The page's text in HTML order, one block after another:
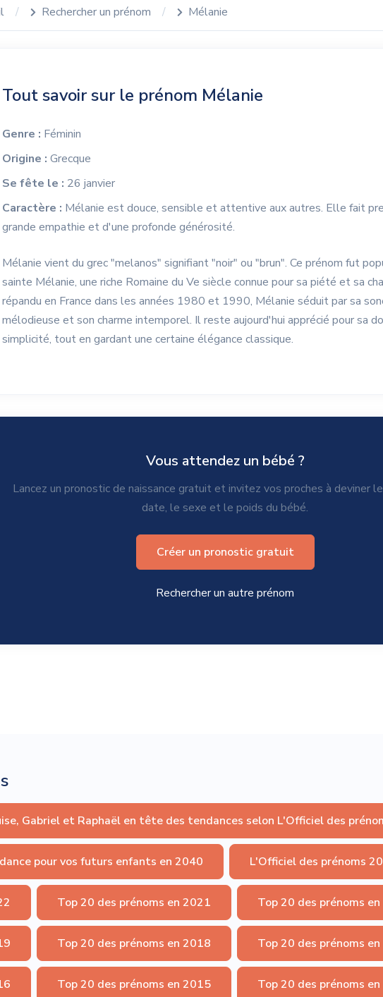
Rechercher un prénom Mélanie
Tout savoir sur le prénom Mélanie
Genre : Féminin
Origine : Grecque
Se fête le : 26 janvier
Caractère : Mélanie est douce, sensible et attentive aux autres. Elle fait
grande empathie et d'une profonde générosité.
Mélanie vient du grec "melanos" signifiant "noir" ou "brun". Ce prénom fut
sainte Mélanie, une riche Romaine du Ve siècle connue pour sa piété et sa
répandu en France dans les années 1980 et 1990, Mélanie séduit par sa
mélodieuse et son charme intemporel. Il reste aujourd'hui apprécié pour sa
simplicité, tout en gardant une certaine élégance classique.
Vous attendez un bébé ?
Lancez un pronostic de naissance gratuit et invitez vos proches à deviner
date, le sexe et le poids du bébé.
Créer un pronostic gratuit
Rechercher un autre prénom
Gabriel et Raphaël en tête des tendances selon L'Officiel des
pour vos futurs enfants en 2040 L'Officiel des prénoms
Top 20 des prénoms en 2021 Top 20 des prénoms
Top 20 des prénoms en 2018 Top 20 des prénoms
Top 20 des prénoms en 2015 Top 20 des prénoms